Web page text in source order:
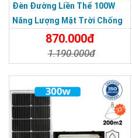
Đèn Đường Liền Thể 100W
Năng Lượng Mặt Trời Chống
Nước Giá Rẻ870.000đ
1.190.000đ
33%